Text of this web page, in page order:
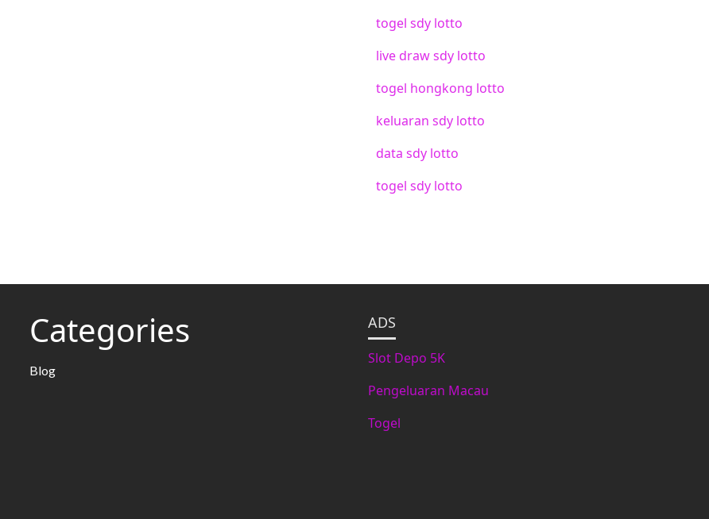
togel sdy lotto
live draw sdy lotto
togel hongkong lotto
keluaran sdy lotto
data sdy lotto
togel sdy lotto
Categories
Blog
ADS
Slot Depo 5K
Pengeluaran Macau
Togel